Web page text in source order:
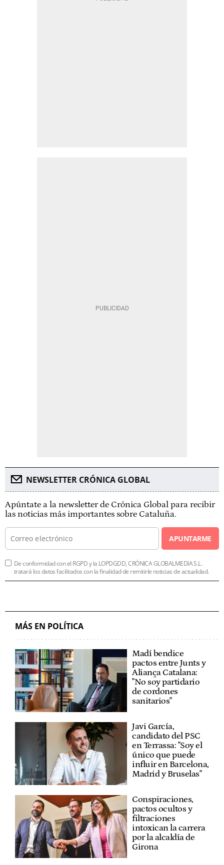
NEWSLETTER CRÓNICA GLOBAL
Apúntate a la newsletter de Crónica Global para recibir
las noticias más importantes sobre Cataluña.
APUNTARME
De conformidad con el RGPD y la LOPDGDD, CRÓNICA GLOBALMEDIA S.L.
tratará los datos facilitados con la finalidad de remitirle noticias de actualidad.
MÁS EN POLÍTICA
Madí bendice
pactos entre Junts y
Aliança Catalana:
"No soy partidario
de cordones
sanitarios"
Javi García,
candidato del PSC
en Terrassa: "Soy el
único que puede
influir en Barcelona,
Madrid y Bruselas"
Conspiraciones,
pactos ocultos y
filtraciones
intoxican la carrera
por la alcaldía de
Girona